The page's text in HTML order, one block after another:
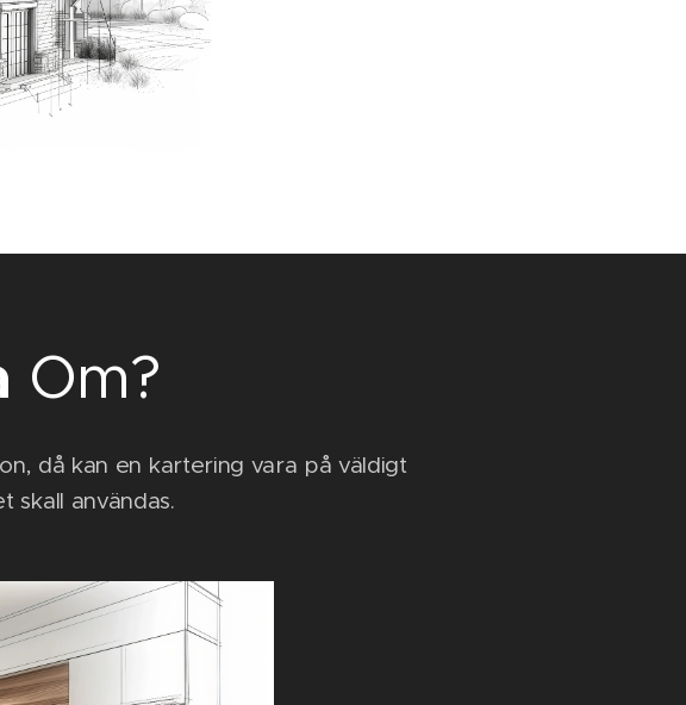
Om?
då kan en kartering vara på väldigt
skall användas.